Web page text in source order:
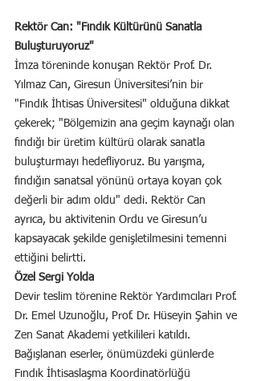
Rektör Can: "Fındık Kültürünü Sanatla
Buluşturuyoruz"
İmza töreninde konuşan Rektör Prof. Dr.
Yılmaz Can, Giresun Üniversitesi’nin bir
"Fındık İhtisas Üniversitesi" olduğuna dikkat
çekerek; "Bölgemizin ana geçim kaynağı olan
fındığı bir üretim kültürü olarak sanatla
buluşturmayı hedefliyoruz. Bu yarışma,
fındığın sanatsal yönünü ortaya koyan çok
değerli bir adım oldu" dedi. Rektör Can
ayrıca, bu aktivitenin Ordu ve Giresun’u
kapsayacak şekilde genişletilmesini temenni
ettiğini belirtti.
Özel Sergi Yolda
Devir teslim törenine Rektör Yardımcıları Prof.
Dr. Emel Uzunoğlu, Prof. Dr. Hüseyin Şahin ve
Zen Sanat Akademi yetkilileri katıldı.
Bağışlanan eserler, önümüzdeki günlerde
Fındık İhtisaslaşma Koordinatörlüğü